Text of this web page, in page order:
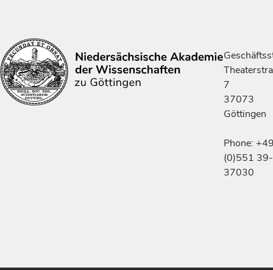
7
37073
Göttingen
Phone:
(0)551 39-
37030